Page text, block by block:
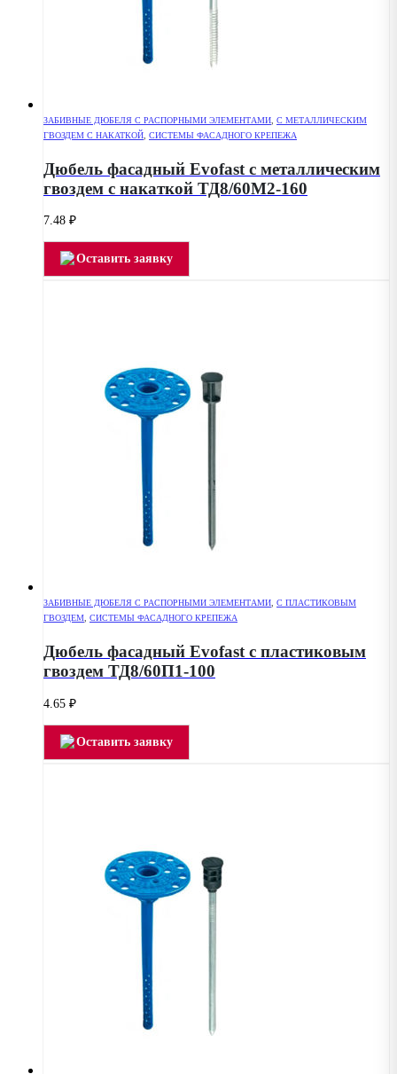
ЗАБИВНЫЕ ДЮБЕЛЯ С РАСПОРНЫМИ ЭЛЕМЕНТАМИ С МЕТАЛЛИЧЕСКИМ
ГВОЗДЕМ С НАКАТКОЙ СИСТЕМЫ ФАСАДНОГО КРЕПЕЖА
Дюбель фасадный Evofast с металлическим
гвоздем с накаткой ТД8/60М2-160
7.48 ₽
Оставить заявку
ЗАБИВНЫЕ ДЮБЕЛЯ С РАСПОРНЫМИ ЭЛЕМЕНТАМИ, С ПЛАСТИКОВЫМ
ГВОЗДЕМ, СИСТЕМЫ ФАСАДНОГО КРЕПЕЖА
Дюбель фасадный Evofast с пластиковым
гвоздем ТД8/60П1-100
4.65 ₽
Оставить заявку